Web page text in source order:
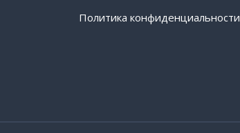
Политика конфиденциальности